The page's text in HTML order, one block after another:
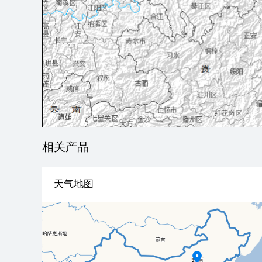
相关产品
天气地图